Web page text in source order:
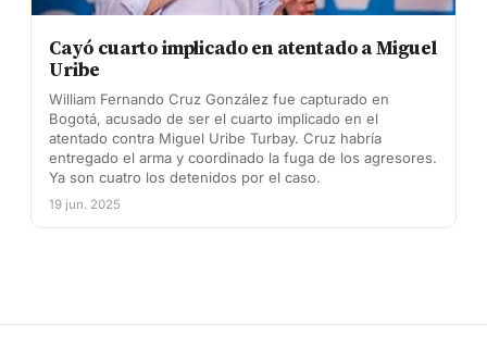
Cayó cuarto implicado en atentado a Miguel
Uribe
William Fernando Cruz González fue capturado en
Bogotá, acusado de ser el cuarto implicado en el
atentado contra Miguel Uribe Turbay. Cruz habría
entregado el arma y coordinado la fuga de los agresores.
Ya son cuatro los detenidos por el caso.
19 jun. 2025